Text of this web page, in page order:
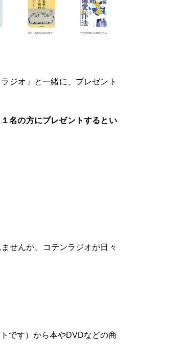
ジオ」と一緒に、プレゼント
名の方にプレゼントするとい
せんが、コテンラジオが日々
です）から本やDVDなどの商